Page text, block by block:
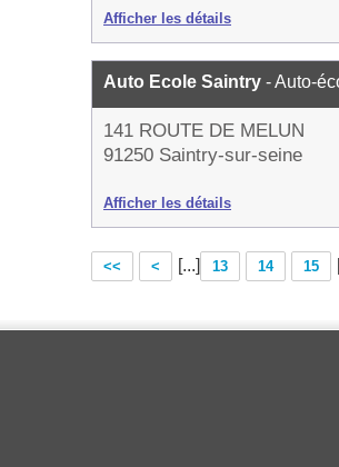
Afficher les détails
Auto Ecole Saintry - Auto-
141 ROUTE DE MELUN
91250 Saintry-sur-seine
Afficher les détails
<< < [...] 13 14 15